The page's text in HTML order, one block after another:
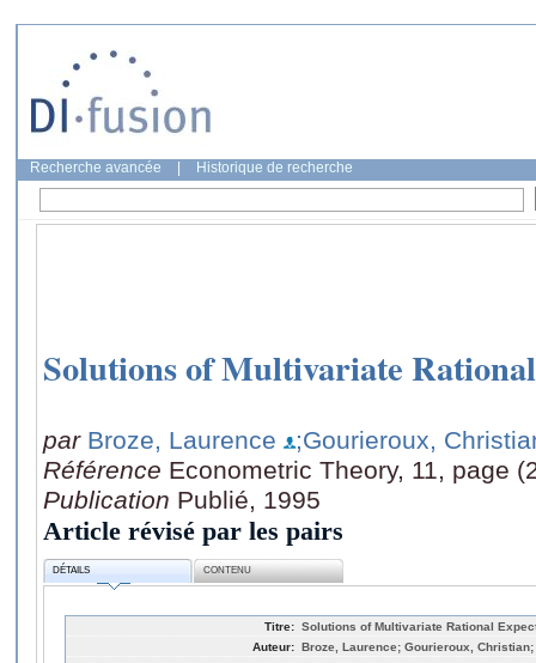
Recherche avancée Historique de recherche
Solutions of Multivariate
par Broze, Laurence
;Gourieroux,
Référence Econometric Theory, 11, page
Publication Publié, 1995
Article révisé par les pairs
DÉTAILS CONTENU
Titre: Solutions of Multivariate Rational
Auteur: Broze, Laurence; Gourieroux,